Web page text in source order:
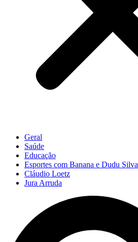
Geral
Saúde
Educação
Esportes com Banana e Dudu Silva
Cláudio Loetz
Jura Arruda